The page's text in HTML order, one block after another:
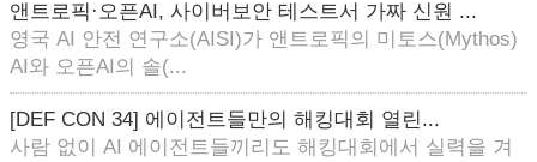
앤트로픽·오픈AI, 사이버보안 테스트서 가짜 신원 ...
영국 AI 안전 연구소(AISI)가 앤트로픽의 미토스(Mythos)
AI와 오픈AI의 솔(...
[DEF CON 34] 에이전트들만의 해킹대회 열린...
사람 없이 AI 에이전트들끼리도 해킹대회에서 실력을 겨